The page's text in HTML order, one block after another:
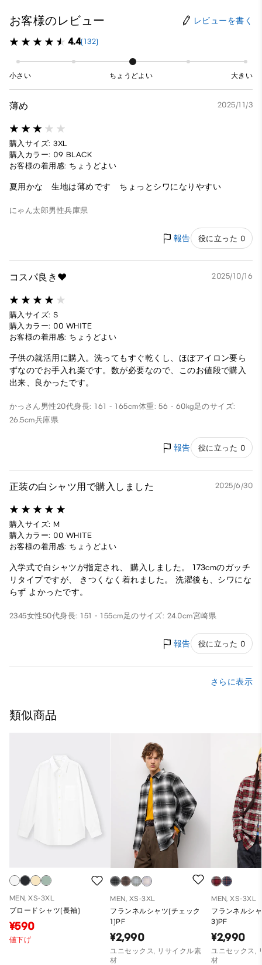
お客様のレビュー レビューを書く
4.4(132)
小さい ちょうどよい 大きい
薄め 2025/11/3
購入サイズ: 3XL
購入カラー: 09 BLACK
お客様の着用感: ちょうどよい
夏用かな 生地は薄めです ちょっとシワになりやすい
にゃん太郎男性兵庫県
報告 役に立った 0
コスパ良き❤️ 2025/10/16
購入サイズ: S
購入カラー: 00 WHITE
お客様の着用感: ちょうどよい
子供の就活用に購入。洗ってもすぐ乾くし、ほぼアイロン要ら
ずなのでお手入れ楽です。数が必要なので、このお値段で購入
出来、良かったです。
かっさん 男性20代身長: 161 - 165cm体重: 56 - 60kg足のサイズ:
26.5cm兵庫県
報告 役に立った 0
正装の白シャツ用で購入しました 2025/6/30
購入サイズ: M
購入カラー: 00 WHITE
お客様の着用感: ちょうどよい
入学式で白シャツが指定され、 購入しました。 173cmのガッチ
リタイプですが、 きつくなく着れました。 洗濯後も、シワにな
らず よかったです。
2345女性50代身長: 151 - 155cm足のサイズ: 24.0cm宮崎県
報告 役に立った 0
さらに表示
類似商品
MEN, XS-3XL
ブロードシャツ(長袖)
¥590
値下げ
MEN, XS-3XL
フランネルシャツ(チェック
1)PF
¥2,990
ユニセックス, リサイクル素
材
MEN, XS-3XL
フランネルシ
3)PF
¥2,990
ユニセックス,
材